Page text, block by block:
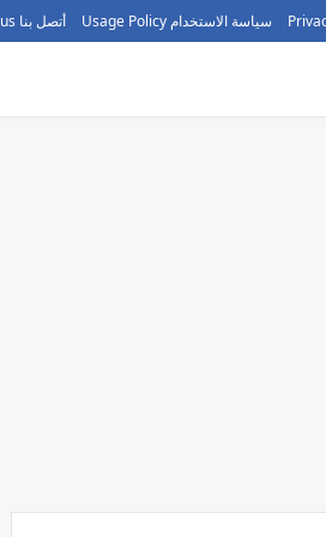
سياسة الاستخدام Usage Policy أتصل بنا call us